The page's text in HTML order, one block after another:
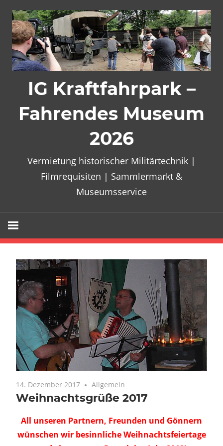
Inhalt
springen
IG Kraftfahrpark –
Fahrendes Museum
2026
Vermietung historischer Militärtechnik |
Filmrequisiten | Sammlermarkt &
Museumsservice
14. Dezember 2017 Allgemein
Weihnachtsgrüße 2017
All unseren Partnern, Freunden und Gönnern
wünschen wir besinnliche Weihnachtsfeiertage